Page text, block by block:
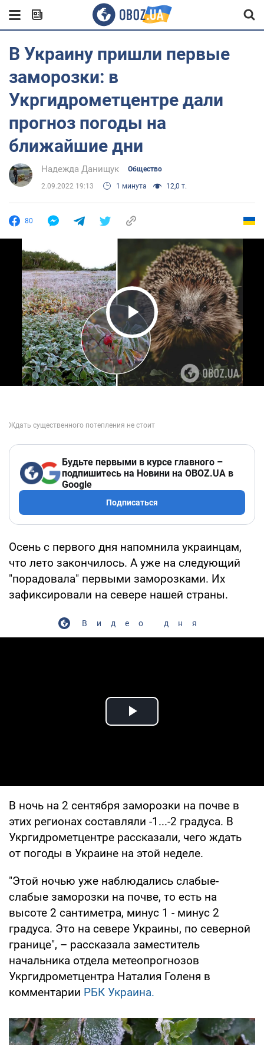
В Украину пришли первые
заморозки: в
Укргидрометцентре дали
прогноз погоды на
ближайшие дни
Надежда Данищук Общество
2.09.2022 19:13 1 минута 12,0 т.
80
Play Video
Будьте первыми в курсе главного –
подпишитесь на Новини на OBOZ.UA в
Google
Подписаться
Осень с первого дня напомнила украинцам,
что лето закончилось. А уже на следующий
"порадовала" первыми заморозками. Их
зафиксировали на севере нашей страны.
Видео дня
Play Video
В ночь на 2 сентября заморозки на почве в
этих регионах составляли -1...-2 градуса. В
Укргидрометцентре рассказали, чего ждать
от погоды в Украине на этой неделе.
"Этой ночью уже наблюдались слабые-
слабые заморозки на почве, то есть на
высоте 2 сантиметра, минус 1 - минус 2
градуса. Это на севере Украины, по северной
границе", – рассказала заместитель
начальника отдела метеопрогнозов
Укргидрометцентра Наталия Голеня в
комментарии РБК Украина.